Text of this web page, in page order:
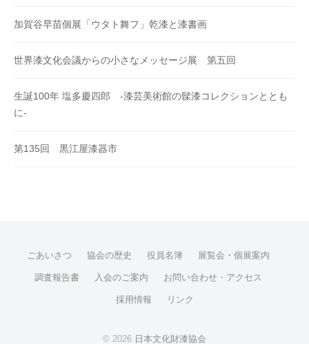
加賀谷早苗個展「ウタト舞フ」乾漆と漆書画
世界漆文化会議からの小さなメッセージ展 第五回
生誕100年 塩多慶四郎 -漆芸美術館の髹漆コレクションととも
に-
第135回 黒江屋漆器市
ごあいさつ 協会の歴史 役員名簿 展覧会・個展案内
調査報告書 入会のご案内 お問い合わせ・アクセス
採用情報 リンク
© 2026 日本文化財漆協会